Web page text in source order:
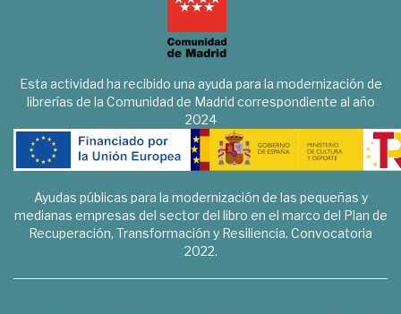
Esta actividad ha recibido una ayuda para la modernización de
librerías de la Comunidad de Madrid correspondiente al año
2024
Ayudas públicas para la modernización de las pequeñas y
medianas empresas del sector del libro en el marco del Plan de
Recuperación, Transformación y Resiliencia. Convocatoria
2022.